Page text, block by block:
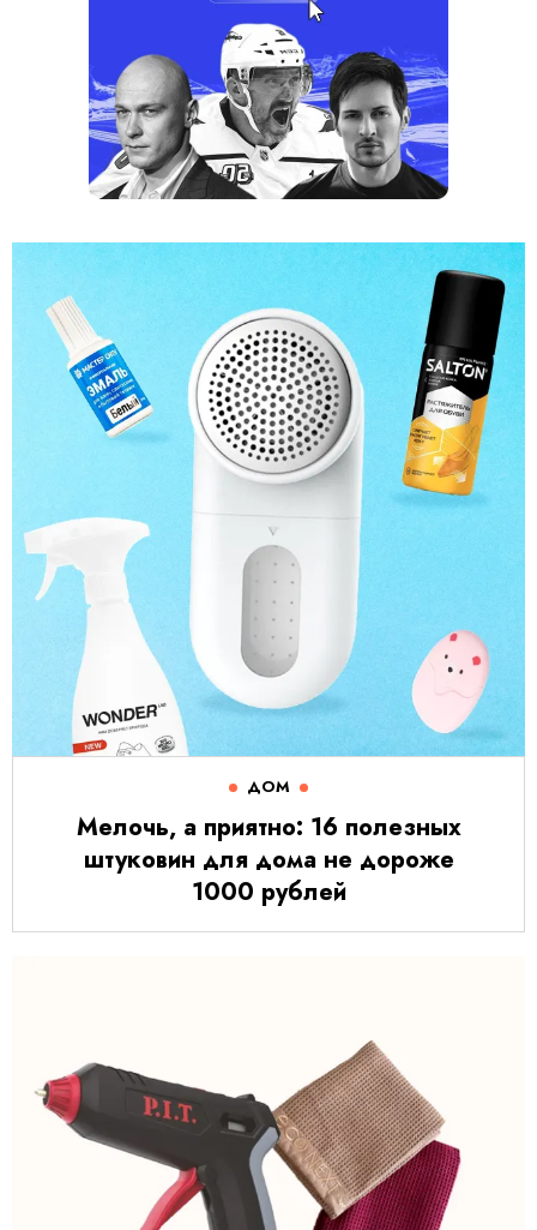
ДОМ
Мелочь, а приятно: 16 полезных
штуковин для дома не дороже
1000 рублей